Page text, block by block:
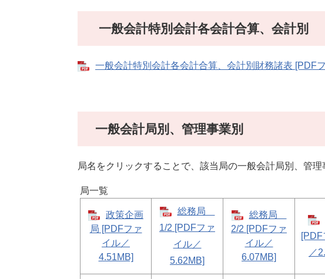
一般会計特別会計各会計合算、会計別
一般会計特別会計各会計合算、会計別財務諸表 [PDF
一般会計局別、管理事業別
局名をクリックすることで、該当局の一般会計局別、管理
局一覧
政策企画
局 [PDFファ
イル／
4.51MB]
総務局
1/2 [PDFファ
イル／
5.62MB]
総務局
2/2 [PDFファ
イル／
6.07MB]
／